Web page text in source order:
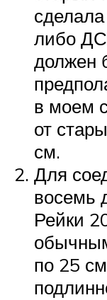
либо
должен
в моем
от
см.
Для
восемь
Рейки
по 25